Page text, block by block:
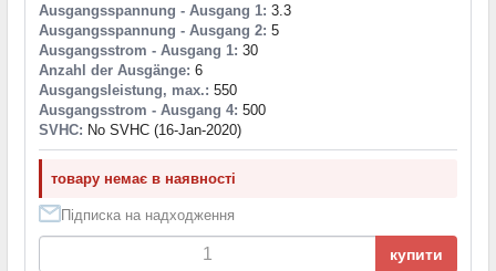
Ausgangsspannung - Ausgang 1: 3.3
Ausgangsspannung - Ausgang 2: 5
Ausgangsstrom - Ausgang 1: 30
Anzahl der Ausgänge: 6
Ausgangsleistung, max.: 550
Ausgangsstrom - Ausgang 4: 500
SVHC: No SVHC (16-Jan-2020)
товару немає в наявності
Підписка на надходження
купити